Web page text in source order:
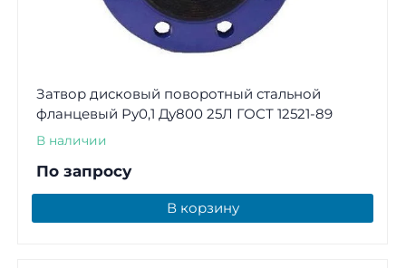
Затвор дисковый поворотный стальной
фланцевый Ру0,1 Ду800 25Л ГОСТ 12521-89
В наличии
По запросу
В корзину